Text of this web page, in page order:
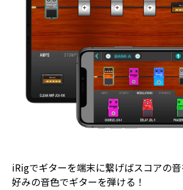
iRigでギターを端末に繋げばスコアの音
好みの音色でギターを弾ける！